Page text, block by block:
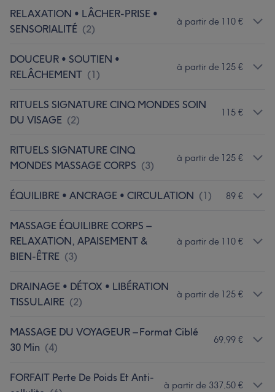
RELAXATION • LÂCHER-PRISE •
SENSORIALITÉ (2)
à partir de 110 €
DOUCEUR • SOUTIEN •
RELÂCHEMENT (1)
à partir de 125 €
RITUELS SIGNATURE CINQ MONDES SOIN
DU VISAGE (2)
115 €
RITUELS SIGNATURE CINQ
MONDES MASSAGE CORPS (3)
à partir de 125 €
ÉQUILIBRE • ANCRAGE • CIRCULATION (1) 89 €
MASSAGE ÉQUILIBRE CORPS –
RELAXATION, APAISEMENT &
BIEN-ÊTRE (3)
à partir de 110 €
DRAINAGE • DÉTOX • LIBÉRATION
TISSULAIRE (2)
à partir de 125 €
MASSAGE DU VOYAGEUR – Format Ciblé
30 Min (4)
69,99 €
FORFAIT Perte De Poids Et Anti-
à partir de 337,50 €